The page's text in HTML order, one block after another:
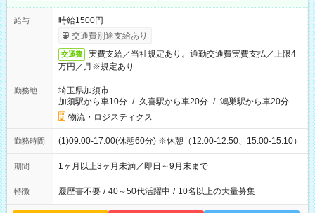
給与
時給1500円
交通費別途支給あり
交通費
実費支給／当社規定あり。通勤交通費実費支払／上限4
万円／月※規定あり
勤務地
埼玉県加須市
加須駅から車10分 / 久喜駅から車20分 / 鴻巣駅から車20分
物流・ロジスティクス
勤務時間 (1)09:00-17:00(休憩60分) ※休憩（12:00-12:50、15:00-15:10）
期間 1ヶ月以上3ヶ月未満／即日～9月末まで
特徴 履歴書不要 / 40～50代活躍中 / 10名以上の大量募集